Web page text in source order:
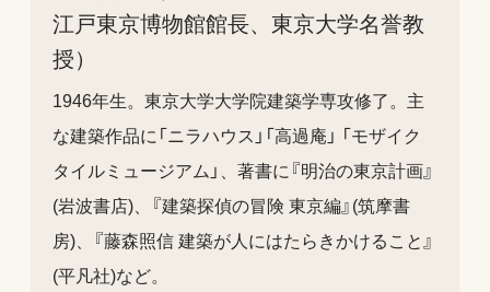
江戸東京博物館館長、東京大学名誉教
授）
1946年生。東京大学大学院建築学専攻修了。主
な建築作品に「ニラハウス」「高過庵」 「モザイク
タイルミュージアム」、著書に『明治の東京計画』
(岩波書店)、『建築探偵の冒険 東京編』(筑摩書
房)、『藤森照信 建築が人にはたらきかけること』
(平凡社)など。